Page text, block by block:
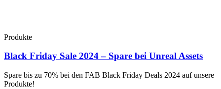
Produkte
Black Friday Sale 2024 – Spare bei Unreal Assets
Spare bis zu 70% bei den FAB Black Friday Deals 2024 auf unsere
Produkte!